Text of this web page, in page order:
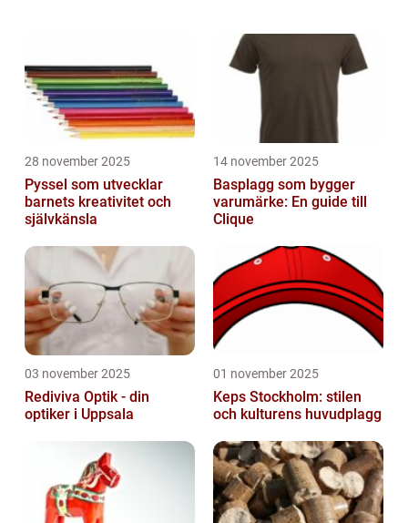
negativ påverkan på miljön och mä...
28 november 2025
Pyssel som utvecklar
barnets kreativitet och
självkänsla
14 november 2025
Basplagg som bygger
varumärke: En guide till
Clique
03 november 2025
Rediviva Optik - din
optiker i Uppsala
01 november 2025
Keps Stockholm: stilen
och kulturens huvudplagg